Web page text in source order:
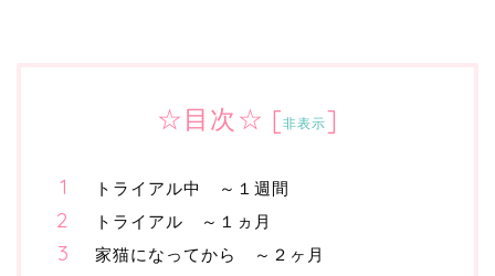
☆目次☆ [非表示]
トライアル中 ～１週間
トライアル ～１ヵ月
家猫になってから ～２ヶ月